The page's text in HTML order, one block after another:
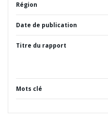
Région
Date de publication
Titre du rapport
Mots clé